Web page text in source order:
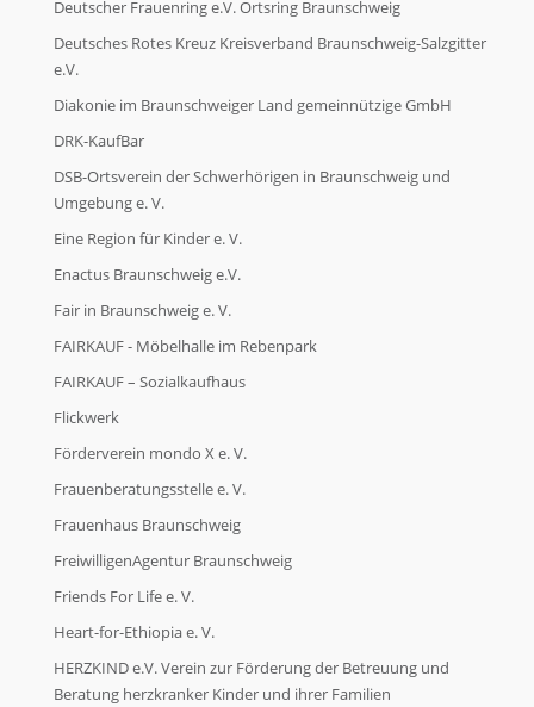
Deutscher Frauenring e.V. Ortsring Braunschweig
Deutsches Rotes Kreuz Kreisverband Braunschweig-Salzgitter
e.V.
Diakonie im Braunschweiger Land gemeinnützige GmbH
DRK-KaufBar
DSB-Ortsverein der Schwerhörigen in Braunschweig und
Umgebung e. V.
Eine Region für Kinder e. V.
Enactus Braunschweig e.V.
Fair in Braunschweig e. V.
FAIRKAUF - Möbelhalle im Rebenpark
FAIRKAUF – Sozialkaufhaus
Flickwerk
Förderverein mondo X e. V.
Frauenberatungsstelle e. V.
Frauenhaus Braunschweig
FreiwilligenAgentur Braunschweig
Friends For Life e. V.
Heart-for-Ethiopia e. V.
HERZKIND e.V. Verein zur Förderung der Betreuung und
Beratung herzkranker Kinder und ihrer Familien